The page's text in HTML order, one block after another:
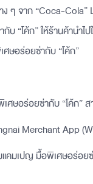
ๆ จาก “Coca-Cola”
“โค้ก” ให้ร้านค้านำไป
ษอร่อยซ่ากับ “โค้ก”
ษอร่อยซ่ากับ “โค้ก”
Merchant App
แคมเปญ มื้อพิเศษอร่